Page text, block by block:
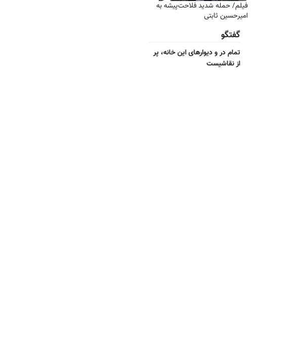
فیلم/ حمله شدید فلاحت‌پیشه به
امیرحسین ثابتی
گفتگو
تمام در و دیوارهای این خانه، پر
از نقاشیست